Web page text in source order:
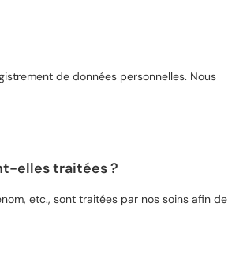
de données personnelles. Nous
elles traitées ?
etc., sont traitées par nos soins afin de